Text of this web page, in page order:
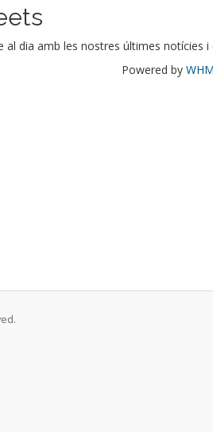
al dia amb les nostres últimes notícies i
Powered by